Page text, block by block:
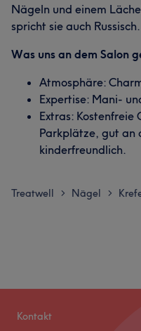
Nägeln und einem
spricht sie auch Russisch.
Was uns an dem Salon
Atmosphäre:
Expertise: Mani-
Extras:
Parkplätze, gut an
kinderfreundlich.
Treatwell > Nägel >
Kontakt